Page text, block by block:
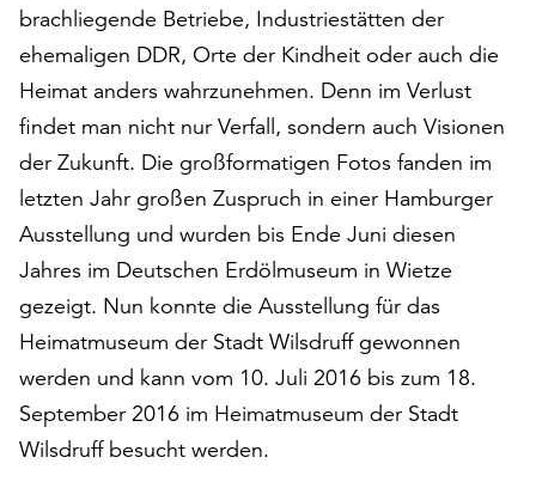
„Alle
akzeptieren“,
um
alle
Cookies
zu
akzeptieren.
Sie
können
Ihr
Einverständnis
jederzeit
ändern
Dafür
steht
brachliegende Betriebe, Industriestätten der
ehemaligen DDR, Orte der Kindheit oder auch die
Heimat anders wahrzunehmen. Denn im Verlust
findet man nicht nur Verfall, sondern auch Visionen
der Zukunft. Die großformatigen Fotos fanden im
letzten Jahr großen Zuspruch in einer Hamburger
Ausstellung und wurden bis Ende Juni diesen
Jahres im Deutschen Erdölmuseum in Wietze
gezeigt. Nun konnte die Ausstellung für das
Heimatmuseum der Stadt Wilsdruff gewonnen
werden und kann vom 10. Juli 2016 bis zum 18.
September 2016 im Heimatmuseum der Stadt
Wilsdruff besucht werden.